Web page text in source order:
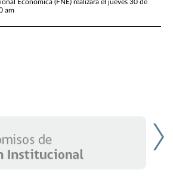
Económica (FNE) realizará el jueves 30 de
am